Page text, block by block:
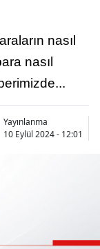
nasıl
nasıl
Yayınlanma
10 Eylül 2024 - 12:01